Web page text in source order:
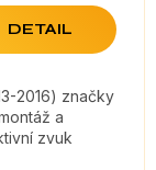
DETAIL
2016) značky
a
zvuk